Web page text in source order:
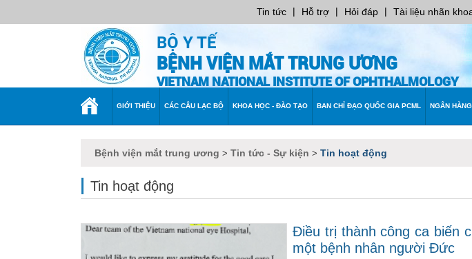
Tin tức | Hỗ trợ | Hỏi đáp | Tài liệu nhãn
BỘ Y TẾ
BỆNH VIỆN MẮT TRUNG ƯƠNG
VIETNAM NATIONAL INSTITUTE OF OPHTHALMOLOGY
TRANG GIỚI THIỆU CÁC CÂU LẠC BỘ KHOA HỌC - ĐÀO TẠO BAN CHỈ ĐẠO QUỐC GIA PCML NGÂN
Bệnh viện mắt trung ương > Tin tức - Sự kiện > Tin hoạt động
Tin hoạt động
Điều trị thành công ca biến
một bệnh nhân người Đức